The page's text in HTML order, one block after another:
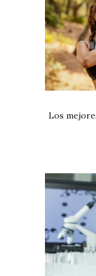
Los